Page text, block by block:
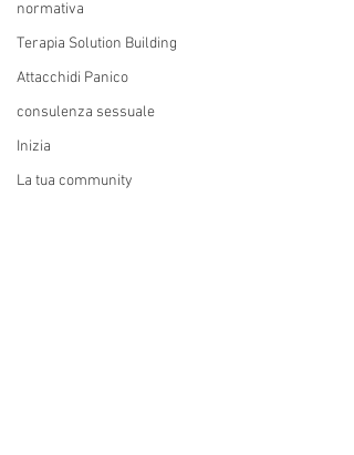
normativa
Terapia Solution Building
Attacchidi Panico
consulenza sessuale
Inizia
La tua community